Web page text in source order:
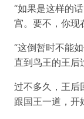
“如果是这样的
宫。要不，你现
“这倒暂时不能
直到鸟王的王后
过不多久，王后
跟国王一道，开